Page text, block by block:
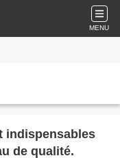
MENU
indispensables
de qualité.